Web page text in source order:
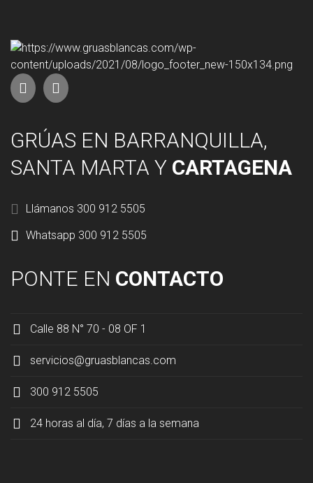
GRÚAS EN BARRANQUILLA,
SANTA MARTA Y CARTAGENA
Llámanos 300 912 5505
Whatsapp 300 912 5505
PONTE EN CONTACTO
Calle 88 N° 70 - 08 OF 1
servicios@gruasblancas.com
300 912 5505
24 horas al día, 7 días a la semana